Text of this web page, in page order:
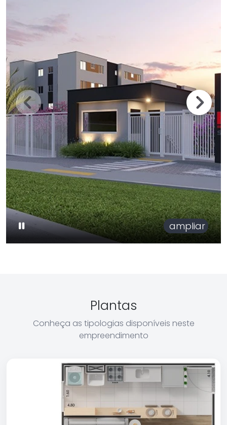
ampliar
Plantas
Conheça as tipologias disponíveis neste
empreendimento